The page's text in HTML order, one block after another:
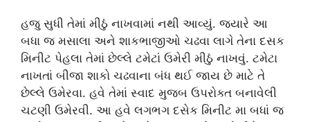
હજુ સુધી તેમાં મીઠું નાખવામાં નથી આવ્યું. જયારે આ
બધા જ મસાલા અને શાકભાજીઓ ચઢવા લાગે તેના દસક
મિનીટ પેહલા તેમાં છેલ્લે ટમેટાં ઉમેરી મીઠું નાખવું. ટમેટા
નાખતાં બીજા શાકો ચઢવાના બંધ થઈ જાય છે માટે તે
છેલ્લે ઉમેરવા. હવે તેમાં સ્વાદ મુજબ ઉપરોક્ત બનાવેલી
ચટણી ઉમેરવી. આ હવે લગભગ દસેક મિનીટ મા બધાં જ